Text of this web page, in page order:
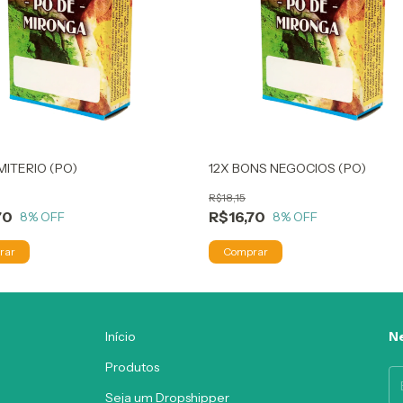
(PO)
8% OFF
12X BONS NEGOCIOS (PO)
R$16,70
R$18,15
8% OFF
Início
Produtos
Seja um Dropshipper